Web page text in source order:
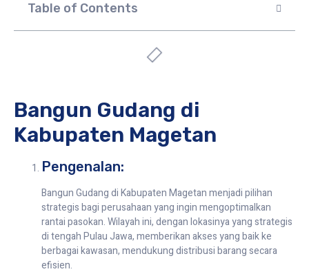
Table of Contents
Bangun Gudang di
Kabupaten Magetan
Pengenalan:
Bangun Gudang di Kabupaten Magetan menjadi pilihan
strategis bagi perusahaan yang ingin mengoptimalkan
rantai pasokan. Wilayah ini, dengan lokasinya yang strategis
di tengah Pulau Jawa, memberikan akses yang baik ke
berbagai kawasan, mendukung distribusi barang secara
efisien.